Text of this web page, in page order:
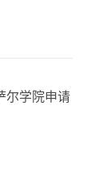
尔学院申请